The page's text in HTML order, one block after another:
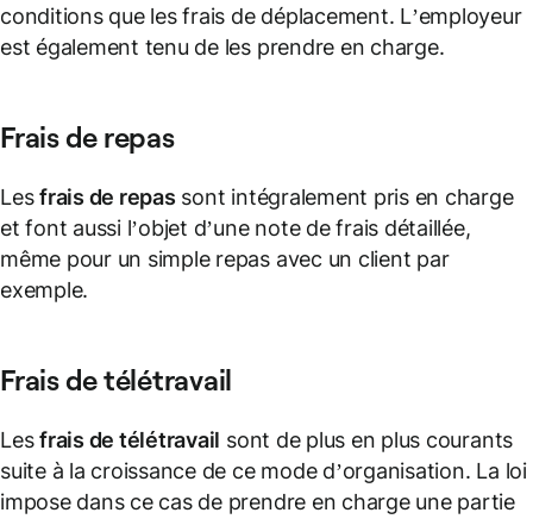
conditions que les frais de déplacement. L’employeur
est également tenu de les prendre en charge.
Frais de repas
Lesfrais de repas sont intégralement pris en charge
et font aussi l’objet d’une note de frais détaillée,
même pour un simple repas avec un client par
exemple.
Frais de télétravail
Lesfrais de télétravail sont de plus en plus courants
suite à la croissance de ce mode d’organisation. La loi
impose dans ce cas de prendre en charge une partie